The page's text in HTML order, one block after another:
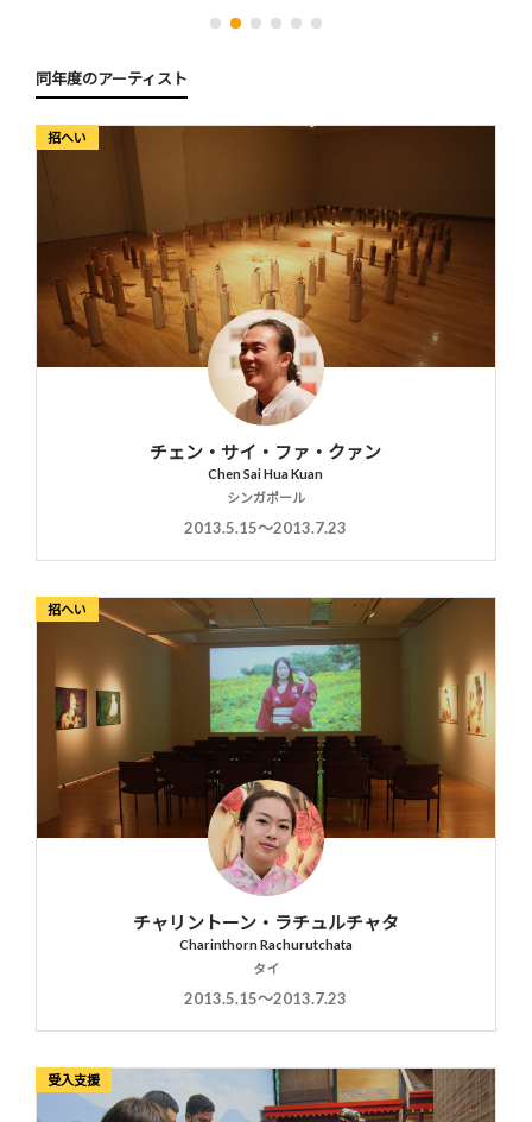
同年度のアーティスト
招へい
チェン・サイ・ファ・クァン
Chen Sai Hua Kuan
シンガポール
2013.5.15〜2013.7.23
招へい
チャリントーン・ラチュルチャタ
Charinthorn Rachurutchata
タイ
2013.5.15〜2013.7.23
受入支援